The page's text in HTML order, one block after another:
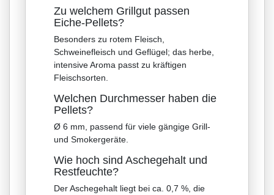
Zu welchem Grillgut passen
Eiche-Pellets?
Besonders zu rotem Fleisch,
Schweinefleisch und Geflügel; das herbe,
intensive Aroma passt zu kräftigen
Fleischsorten.
Welchen Durchmesser haben die
Pellets?
Ø 6 mm, passend für viele gängige Grill-
und Smokergeräte.
Wie hoch sind Aschegehalt und
Restfeuchte?
Der Aschegehalt liegt bei ca. 0,7 %, die